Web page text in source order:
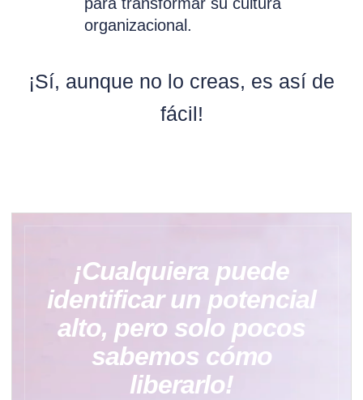
organizacional.
¡Sí, aunque no lo creas, es así de
fácil!
¡Cualquiera puede
identificar un potencial
alto, pero solo pocos
sabemos cómo
liberarlo!